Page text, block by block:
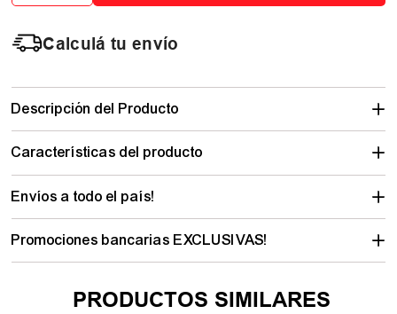
Calculá tu envío
Descripción del Producto
Características del producto
Envíos a todo el país!
Promociones bancarias EXCLUSIVAS!
PRODUCTOS SIMILARES